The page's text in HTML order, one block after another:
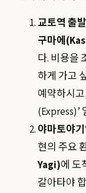
교토역 출발
구마에
다. 비용을
하게 가고
예약하시
(Express)’
야마토야
현의 주요
Yagi)에 도
갈아타야